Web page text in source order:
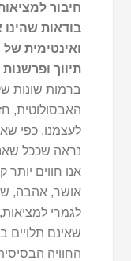
חיבור
בודאות שהינו
ואינטימית
תיווך
ברמות שונות
האבסולוטית,
לעצמנו, כפי
נראה שככל
אנו חווים
אושר, אהבה,
לגמרי
שאינם תלויים
החוויה